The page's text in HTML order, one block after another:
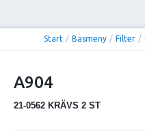
Start / Basmeny / Filter /
A904
21-0562 KRÄVS 2 ST